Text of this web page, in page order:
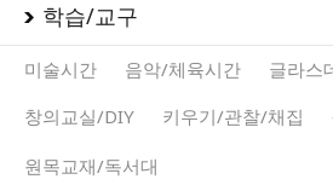
학습/교구
미술시간 음악/체육시간
글라스
창의교실/DIY
키우기/관찰/채집
원목교재/독서대